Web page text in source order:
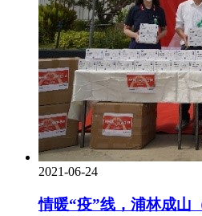
2021-06-24
情暖“疫”线，浦林成山